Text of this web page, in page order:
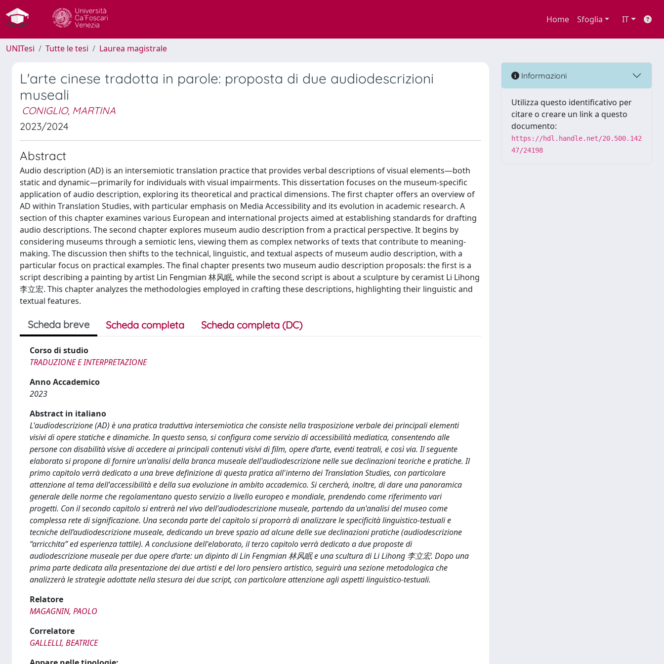
Home Sfoglia IT
UNITesi Tutte le tesi Laurea magistrale
L'arte cinese tradotta in parole: proposta di due audiodescrizioni
museali
CONIGLIO, MARTINA
2023/2024
Abstract
Audio description (AD) is an intersemiotic translation practice that provides verbal descriptions of visual elements—both
static and dynamic—primarily for individuals with visual impairments. This dissertation focuses on the museum-specific
application of audio description, exploring its theoretical and practical dimensions. The first chapter offers an overview of
AD within Translation Studies, with particular emphasis on Media Accessibility and its evolution in academic research. A
section of this chapter examines various European and international projects aimed at establishing standards for drafting
audio descriptions. The second chapter explores museum audio description from a practical perspective. It begins by
considering museums through a semiotic lens, viewing them as complex networks of texts that contribute to meaning-
making. The discussion then shifts to the technical, linguistic, and textual aspects of museum audio description, with a
particular focus on practical examples. The final chapter presents two museum audio description proposals: the first is a
script describing a painting by artist Lin Fengmian 林风眠, while the second script is about a sculpture by ceramist Li Lihong
李立宏. This chapter analyzes the methodologies employed in crafting these descriptions, highlighting their linguistic and
textual features.
Scheda breve Scheda completa Scheda completa (DC)
Corso di studio
TRADUZIONE E INTERPRETAZIONE
Anno Accademico
2023
Abstract in italiano
L'audiodescrizione (AD) è una pratica traduttiva intersemiotica che consiste nella trasposizione verbale dei principali elementi
visivi di opere statiche e dinamiche. In questo senso, si configura come servizio di accessibilità mediatica, consentendo alle
persone con disabilità visive di accedere ai principali contenuti visivi di film, opere d’arte, eventi teatrali, e così via. Il seguente
elaborato si propone di fornire un'analisi della branca museale dell'audiodescrizione nelle sue declinazioni teoriche e pratiche. Il
primo capitolo verrà dedicato a una breve definizione di questa pratica all'interno dei Translation Studies, con particolare
attenzione al tema dell'accessibilità e della sua evoluzione in ambito accademico. Si cercherà, inoltre, di dare una panoramica
generale delle norme che regolamentano questo servizio a livello europeo e mondiale, prendendo come riferimento vari
progetti. Con il secondo capitolo si entrerà nel vivo dell'audiodescrizione museale, partendo da un'analisi del museo come
complessa rete di significazione. Una seconda parte del capitolo si proporrà di analizzare le specificità linguistico-testuali e
tecniche dell’audiodescrizione museale, dedicando un breve spazio ad alcune delle sue declinazioni pratiche (audiodescrizione
“arricchita” ed esperienza tattile). A conclusione dell'elaborato, il terzo capitolo verrà dedicato a due proposte di
audiodescrizione museale per due opere d’arte: un dipinto di Lin Fengmian 林风眠 e una scultura di Li Lihong 李立宏. Dopo una
prima parte dedicata alla presentazione dei due artisti e del loro pensiero artistico, seguirà una sezione metodologica che
analizzerà le strategie adottate nella stesura dei due script, con particolare attenzione agli aspetti linguistico-testuali.
Relatore
MAGAGNIN, PAOLO
Correlatore
GALLELLI, BEATRICE
Informazioni
Utilizza questo identificativo per
citare o creare un link a questo
documento:
https://hdl.handle.net/20.500.142
47/24198